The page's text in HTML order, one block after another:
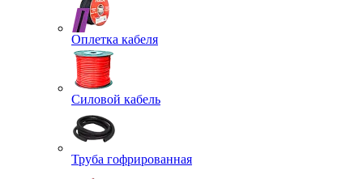
Оплетка кабеля
Силовой кабель
Труба гофрированная